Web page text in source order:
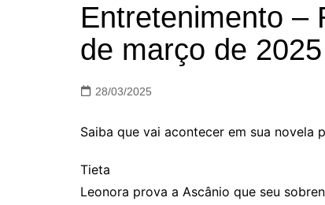
Entretenimento –
de março de 2025
28/03/2025
Saiba que vai acontecer em sua
Tieta
Leonora prova a Ascânio que seu